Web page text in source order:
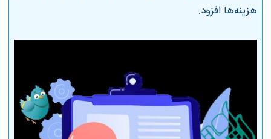
هزینه‌ها افزود.